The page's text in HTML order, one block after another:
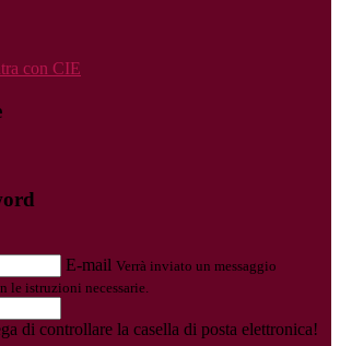
con CIE
E-mail Verrà inviato un messaggio
istruzioni necessarie.
di controllare la casella di posta elettronica!